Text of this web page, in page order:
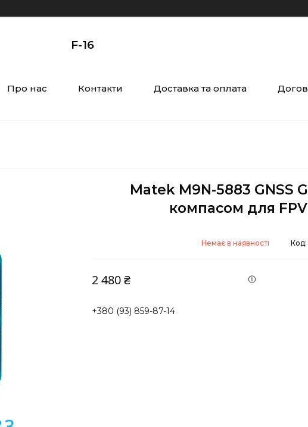
F-16
Про нас Контакти Доставка та оплата
Matek M9N-5883 GNSS
компасом для
Немає в наявності Код:
2 480 ₴
+380 (93) 859-87-14